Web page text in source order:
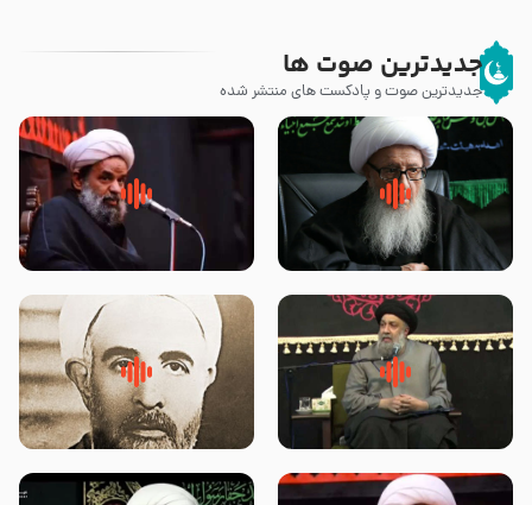
جدیدترین صوت ها
جدیدترین صوت و پادکست های منتشر شده
زوّار اربعین امام حسین (علیه
السلام) با این اشتیاق به زیارت
روضه جانسوز پاره های جگر امام
حسن مجتبی علیه السلام-حجت
لقب حضرت رقیه سلام الله علیها به
چه معناست – حجت الاسلام علوی
روضه‌ی مجلس یزید ملعون و
اسارت اهل‌بیت علیهم‌السلام –
محدث زاده